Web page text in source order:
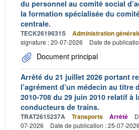
du personnel au comité social
la formation spécialisée du
centrale.
TECK2619631S Administration
signature : 20-07-2026
Date de
Document principal
Arrêté du 21 juillet 2026 portant
l’agrément d’un médecin au titre
2010-708 du 29 juin 2010 relatif à
conducteurs de trains.
TRAT2615237A Transports Arrêté
07-2026
Date de publication : 25-07-2026